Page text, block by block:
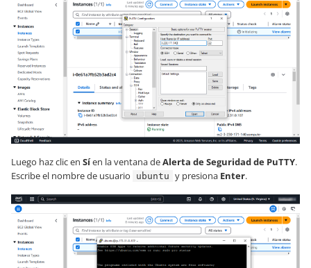
Luego haz clic en Síen la ventana deAlerta de Seguridad de PuTTY.
Escribe el nombre de usuario
ubuntu y presiona Enter.